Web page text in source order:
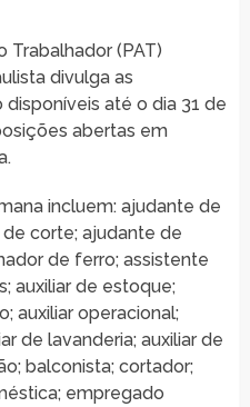
Trabalhador (PAT)
divulga as
até o dia 31 de
abertas em
incluem: ajudante de
corte; ajudante de
de ferro; assistente
auxiliar de estoque;
auxiliar operacional;
de lavanderia; auxiliar de
balconista; cortador;
empregado